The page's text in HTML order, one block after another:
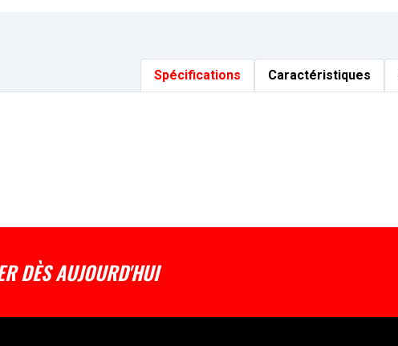
Spécifications Caractéristiques
DÈS AUJOURD'HUI